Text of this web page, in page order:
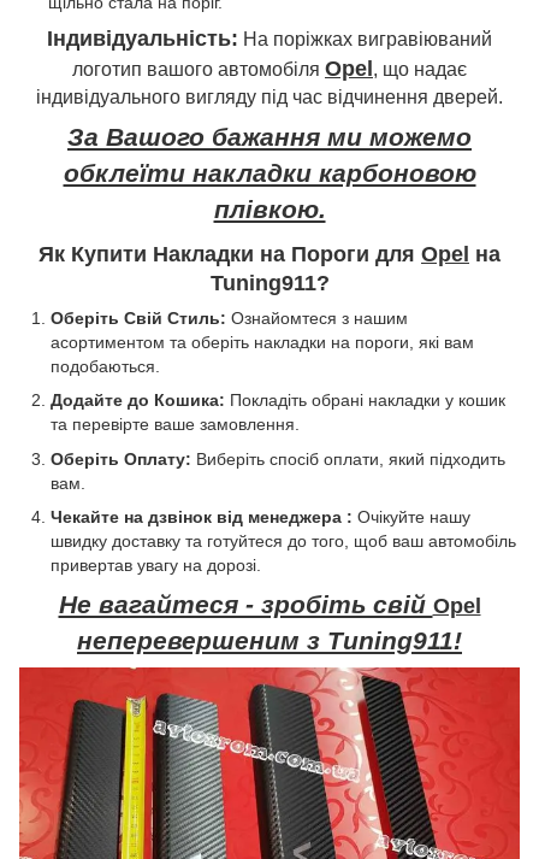
Індивідуальність: На поріжках вигравіюваний
логотип вашого автомобіля Opel, що надає
індивідуального вигляду під час відчинення дверей.
За Вашого бажання ми можемо
обклеїти накладки карбоновою
плівкою.
Як Купити Накладки на Пороги для Opel на
Tuning911?
Оберіть Свій Стиль: Ознайомтеся з нашим
асортиментом та оберіть накладки на пороги, які вам
подобаються.
Додайте до Кошика: Покладіть обрані накладки у кошик
та перевірте ваше замовлення.
Оберіть Оплату: Виберіть спосіб оплати, який підходить
вам.
Чекайте на дзвінок від менеджера : Очікуйте нашу
швидку доставку та готуйтеся до того, щоб ваш автомобіль
привертав увагу на дорозі.
Не вагайтеся - зробіть свій Opel
неперевершеним з Tuning911!